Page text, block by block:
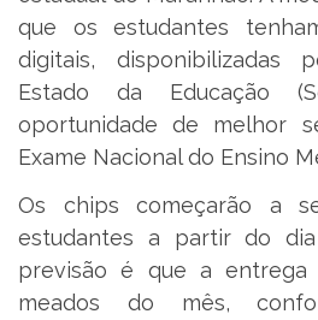
que os estudantes
digitais, disponibilizadas
Estado da Educação
oportunidade de melhor
Exame Nacional do Ensino
Os chips começarão a
estudantes a partir do
previsão é que a entrega
meados do mês,